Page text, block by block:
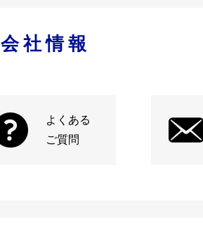
会社情報
よくある
ご質問